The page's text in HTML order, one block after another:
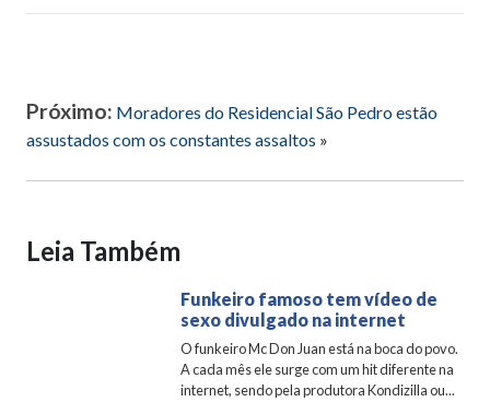
Próximo: Moradores do Residencial São Pedro estão
assustados com os constantes assaltos »
Leia Também
Funkeiro famoso tem vídeo de
sexo divulgado na internet
O funkeiro Mc Don Juan está na boca do povo.
A cada mês ele surge com um hit diferente na
internet, sendo pela produtora Kondizilla ou...